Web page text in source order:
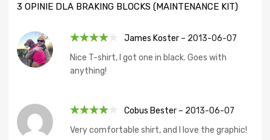
3 OPINIE DLA BRAKING BLOCKS (MAINTENANCE KIT)
4na 5
James Koster – 2013-06-07
Nice T-shirt, I got one in black. Goes with
anything!
4na 5
Cobus Bester – 2013-06-07
Very comfortable shirt, and I love the graphic!